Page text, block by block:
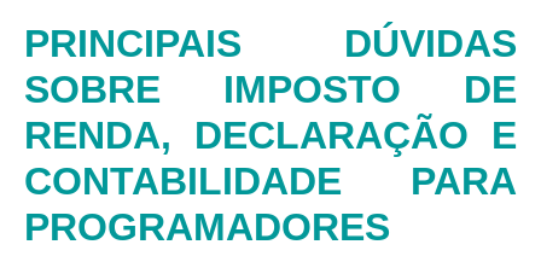
PRINCIPAIS DÚVIDAS
SOBRE IMPOSTO DE
RENDA, DECLARAÇÃO E
CONTABILIDADE PARA
PROGRAMADORES